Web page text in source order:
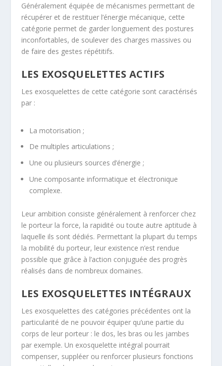
Généralement équipée de mécanismes permettant de
récupérer et de restituer l’énergie mécanique, cette
catégorie permet de garder longuement des postures
inconfortables, de soulever des charges massives ou
de faire des gestes répétitifs.
LES EXOSQUELETTES ACTIFS
Les exosquelettes de cette catégorie sont caractérisés
par :
La motorisation ;
De multiples articulations ;
Une ou plusieurs sources d’énergie ;
Une composante informatique et électronique
complexe.
Leur ambition consiste généralement à renforcer chez
le porteur la force, la rapidité ou toute autre aptitude à
laquelle ils sont dédiés. Permettant la plupart du temps
la mobilité du porteur, leur existence n’est rendue
possible que grâce à l’action conjuguée des progrès
réalisés dans de nombreux domaines.
LES EXOSQUELETTES INTÉGRAUX
Les exosquelettes des catégories précédentes ont la
particularité de ne pouvoir équiper qu’une partie du
corps de leur porteur : le dos, les bras ou les jambes
par exemple. Un exosquelette intégral pourrait
compenser, suppléer ou renforcer plusieurs fonctions